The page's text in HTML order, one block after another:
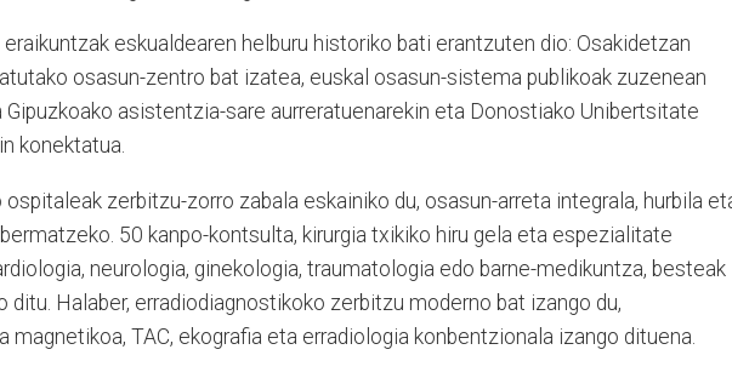
eskualdearen helburu historiko bati erantzuten dio: Osakidetzan
osasun-zentro bat izatea, euskal osasun-sistema publikoak zuzenean
Gipuzkoako asistentzia-sare aurreratuenarekin eta Donostiako Unibertsitate
konektatua.
ospitaleak zerbitzu-zorro zabala eskainiko du, osasun-arreta integrala, hurbila
50 kanpo-kontsulta, kirurgia txikiko hiru gela eta espezialitate
neurologia, ginekologia, traumatologia edo barne-medikuntza, besteak
ditu. Halaber, erradiodiagnostikoko zerbitzu moderno bat izango du,
magnetikoa, TAC, ekografia eta erradiologia konbentzionala izango dituena.